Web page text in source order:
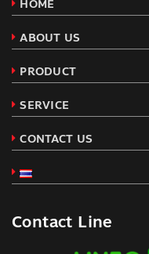
HOME
ABOUT US
PRODUCT
SERVICE
CONTACT US
Contact Line